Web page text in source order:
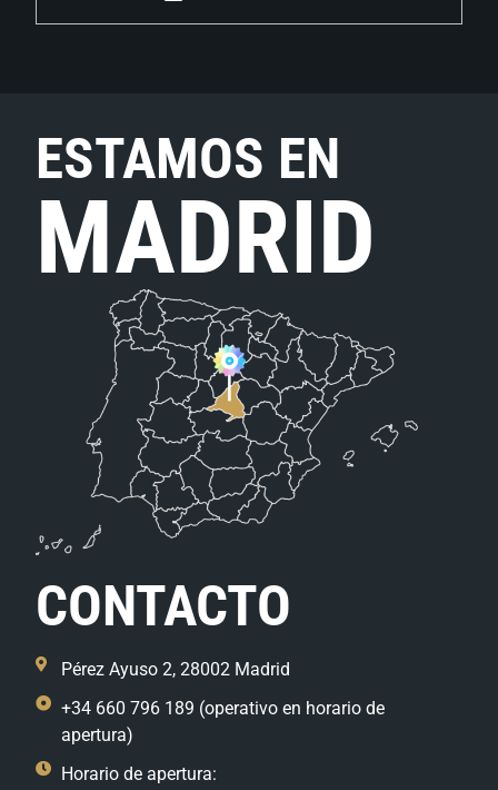
ESTAMOS EN
MADRID
CONTACTO
Pérez Ayuso 2, 28002 Madrid
+34 660 796 189 (operativo en horario de
apertura)
Horario de apertura: